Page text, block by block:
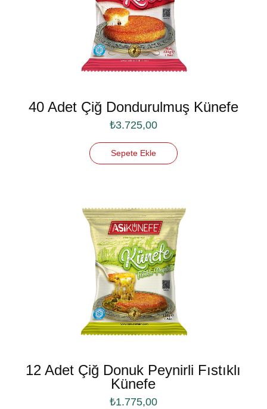
40 Adet Çiğ Dondurulmuş Künefe
₺3.725,00
Sepete Ekle
12 Adet Çiğ Donuk Peynirli Fıstıklı
Künefe
₺1.775,00